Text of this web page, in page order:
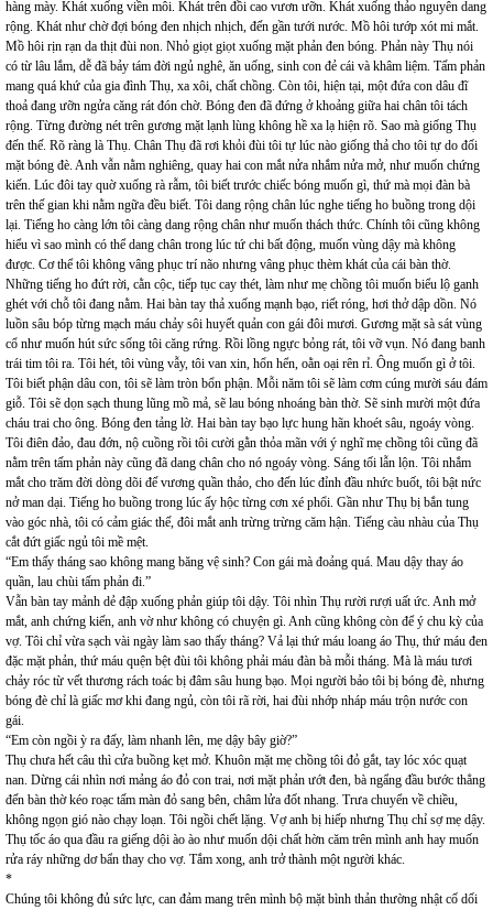
hàng mày. Khát xuống viền môi. Khát trên đồi cao vươn ưỡn. Khát xuống thảo nguyên dang
rộng. Khát như chờ đợi bóng đen nhịch nhịch, đến gần tưới nước. Mồ hôi tướp xót mi mắt.
Mồ hôi rịn rạn da thịt đùi non. Nhỏ giọt giọt xuống mặt phản đen bóng. Phản này Thụ nói
có từ lâu lắm, dễ đã bảy tám đời ngủ nghê, ăn uống, sinh con đẻ cái và khâm liệm. Tấm phản
mang quá khứ của gia đình Thụ, xa xôi, chất chồng. Còn tôi, hiện tại, một đứa con dâu đĩ
thoả đang ưỡn ngửa căng rát đón chờ. Bóng đen đã đứng ở khoảng giữa hai chân tôi tách
rộng. Từng đường nét trên gương mặt lạnh lùng không hề xa lạ hiện rõ. Sao mà giống Thụ
đến thế. Rõ ràng là Thụ. Chân Thụ đã rơi khỏi đùi tôi tự lúc nào giống thả cho tôi tự do đối
mặt bóng đè. Anh vẫn nằm nghiêng, quay hai con mắt nửa nhắm nửa mở, như muốn chứng
kiến. Lúc đôi tay quờ xuống rà rẫm, tôi biết trước chiếc bóng muốn gì, thứ mà mọi đàn bà
trên thế gian khi nằm ngữa đều biết. Tôi dang rộng chân lúc nghe tiếng ho buồng trong dội
lại. Tiếng ho càng lớn tôi càng dang rộng chân như muốn thách thức. Chính tôi cũng không
hiểu vì sao mình có thể dang chân trong lúc tứ chi bất động, muốn vùng dậy mà không
được. Cơ thể tôi không vâng phục trí não nhưng vâng phục thèm khát của cái bàn thờ.
Những tiếng ho đứt rời, cằn cộc, tiếp tục cay thét, làm như mẹ chồng tôi muốn biểu lộ ganh
ghét với chỗ tôi đang nằm. Hai bàn tay thả xuống mạnh bạo, riết róng, hơi thở dập dồn. Nó
luồn sâu bóp từng mạch máu chảy sôi huyết quản con gái đôi mươi. Gương mặt sà sát vùng
cổ như muốn hút sức sống tôi căng rứng. Rồi lồng ngực bỏng rát, tôi vỡ vụn. Nó đang banh
trái tim tôi ra. Tôi hét, tôi vùng vẫy, tôi van xin, hổn hển, oằn oại rên rỉ. Ông muốn gì ở tôi.
Tôi biết phận dâu con, tôi sẽ làm tròn bổn phận. Mỗi năm tôi sẽ làm cơm cúng mười sáu đám
giỗ. Tôi sẽ dọn sạch thung lũng mồ mả, sẽ lau bóng nhoáng bàn thờ. Sẽ sinh mười một đứa
cháu trai cho ông. Bóng đen tảng lờ. Hai bàn tay bạo lực hung hãn khoét sâu, ngoáy vòng.
Tôi điên đảo, đau đớn, nộ cuồng rồi tôi cười gằn thỏa mãn với ý nghĩ mẹ chồng tôi cũng đã
nằm trên tấm phản này cũng đã dang chân cho nó ngoáy vòng. Sáng tối lẫn lộn. Tôi nhắm
mắt cho trăm đời dòng dõi đế vương quần thảo, cho đến lúc đỉnh đầu nhức buốt, tôi bật nức
nở man dại. Tiếng ho buồng trong lúc ấy hộc từng cơn xé phổi. Gần như Thụ bị bắn tung
vào góc nhà, tôi có cảm giác thế, đôi mắt anh trừng trừng căm hận. Tiếng càu nhàu của Thụ
cắt đứt giấc ngủ tôi mề mệt.
“Em thấy tháng sao không mang băng vệ sinh? Con gái mà đoảng quá. Mau dậy thay áo
quần, lau chùi tấm phản đi.”
Vẫn bàn tay mảnh dẻ đập xuống phản giúp tôi dậy. Tôi nhìn Thụ rười rượi uất ức. Anh mở
mắt, anh chứng kiến, anh vờ như không có chuyện gì. Anh cũng không còn để ý chu kỳ của
vợ. Tôi chỉ vừa sạch vài ngày làm sao thấy tháng? Vả lại thứ máu loang áo Thụ, thứ máu đen
đặc mặt phản, thứ máu quện bệt đùi tôi không phải máu đàn bà mỗi tháng. Mà là máu tươi
chảy róc từ vết thương rách toác bị đâm sâu hung bạo. Mọi người bảo tôi bị bóng đè, nhưng
bóng đè chỉ là giấc mơ khi đang ngủ, còn tôi rã rời, hai đùi nhớp nháp máu trộn nước con
gái.
“Em còn ngồi ỳ ra đấy, làm nhanh lên, mẹ dậy bây giờ?”
Thụ chưa hết câu thì cửa buồng kẹt mở. Khuôn mặt mẹ chồng tôi đỏ gắt, tay lóc xóc quạt
nan. Dừng cái nhìn nơi mảng áo đỏ con trai, nơi mặt phản ướt đen, bà ngẩng đầu bước thẳng
đến bàn thờ kéo roạc tấm màn đỏ sang bên, châm lửa đốt nhang. Trưa chuyển về chiều,
không ngọn gió nào chạy loạn. Tôi ngồi chết lặng. Vợ anh bị hiếp nhưng Thụ chỉ sợ mẹ dậy.
Thụ tốc áo qua đầu ra giếng dội ào ào như muốn dội chất hờn căm trên mình anh hay muốn
rửa ráy những dơ bẩn thay cho vợ. Tắm xong, anh trở thành một người khác.
*
Chúng tôi không đủ sức lực, can đảm mang trên mình bộ mặt bình thản thường nhật cố dối